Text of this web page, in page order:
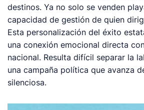
destinos. Ya no solo se venden
capacidad de gestión de quien
Esta personalización del éxito
una conexión emocional directa
nacional. Resulta difícil separar la
una campaña política que avanza
silenciosa.